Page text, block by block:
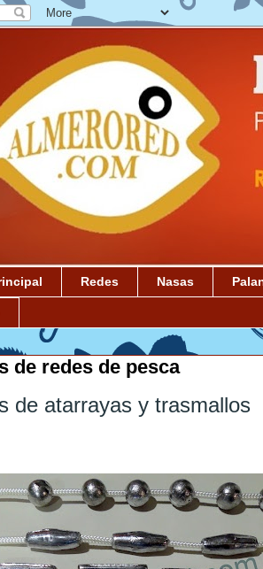
Redes Nasas
de redes de pesca
de atarrayas y trasmallos